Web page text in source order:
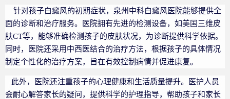
针对孩子白癜风的初期症状，泉州中科白癜风医院能够提供全
面的诊断和治疗服务。医院拥有先进的检测设备，如美国三维皮
肤CT等，能够准确检测孩子的皮肤状况，为诊断提供科学依据。
同时，医院还采用中西医结合的治疗方法，根据孩子的具体情况
制定个性化的治疗方案，旨在有效控制病情并促进康复。
此外，医院还注重孩子的心理健康和生活质量提升。医护人员
会耐心解答家长的疑问，提供科学的护理指导，帮助孩子和家长